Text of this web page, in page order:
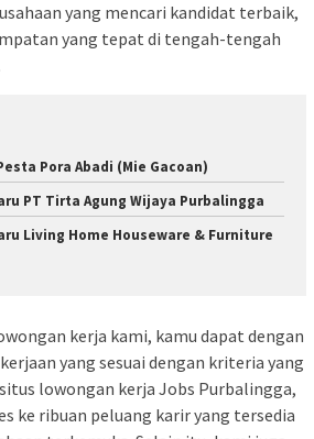
yang mencari kandidat terbaik,
yang tepat di tengah-tengah
Pora Abadi (Mie Gacoan)
PT Tirta Agung Wijaya Purbalingga
Living Home Houseware & Furniture
kerja kami, kamu dapat dengan
yang sesuai dengan kriteria yang
lowongan kerja Jobs Purbalingga,
ke ribuan peluang karir yang tersedia